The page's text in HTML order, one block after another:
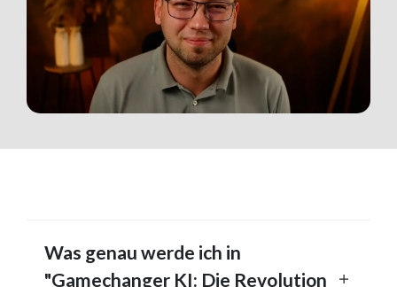
Was genau werde ich in
"Gamechanger KI: Die Revolution